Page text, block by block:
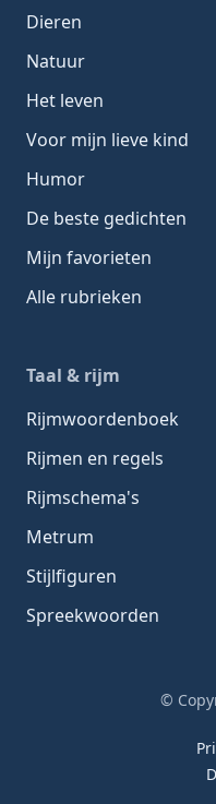
Dieren
Natuur
Het leven
Voor mijn lieve kind
Humor
De beste gedichten
Mijn favorieten
Alle rubrieken
Taal & rijm
Rijmwoordenboek
Rijmen en regels
Rijmschema's
Metrum
Stijlfiguren
Spreekwoorden
©